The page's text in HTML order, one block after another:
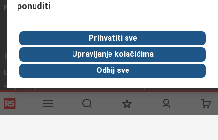
Povežite se s nama
Korisni linkovi
Usluge
Registrirajte
Delivery
Payment
RS u svijetu
Industrijska
Proizvodnja
ponuditi
Prihvatiti sve
Upravljanje kolačićima
Odbij sve